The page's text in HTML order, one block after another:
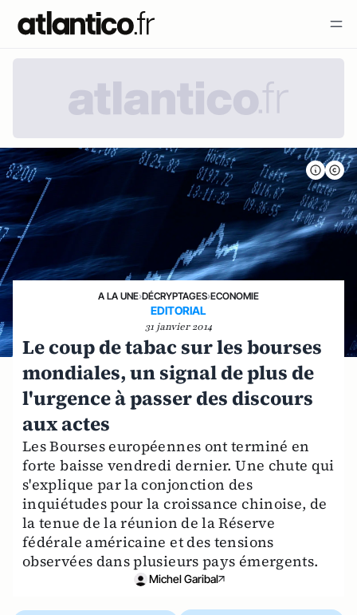
A LA UNE›DÉCRYPTAGES›ECONOMIE
EDITORIAL
31 janvier 2014
Le coup de tabac sur les bourses
mondiales, un signal de plus de
l'urgence à passer des discours
aux actes
Les Bourses européennes ont terminé en
forte baisse vendredi dernier. Une chute qui
s'explique par la conjonction des
inquiétudes pour la croissance chinoise, de
la tenue de la réunion de la Réserve
fédérale américaine et des tensions
observées dans plusieurs pays émergents.
Michel Garibal